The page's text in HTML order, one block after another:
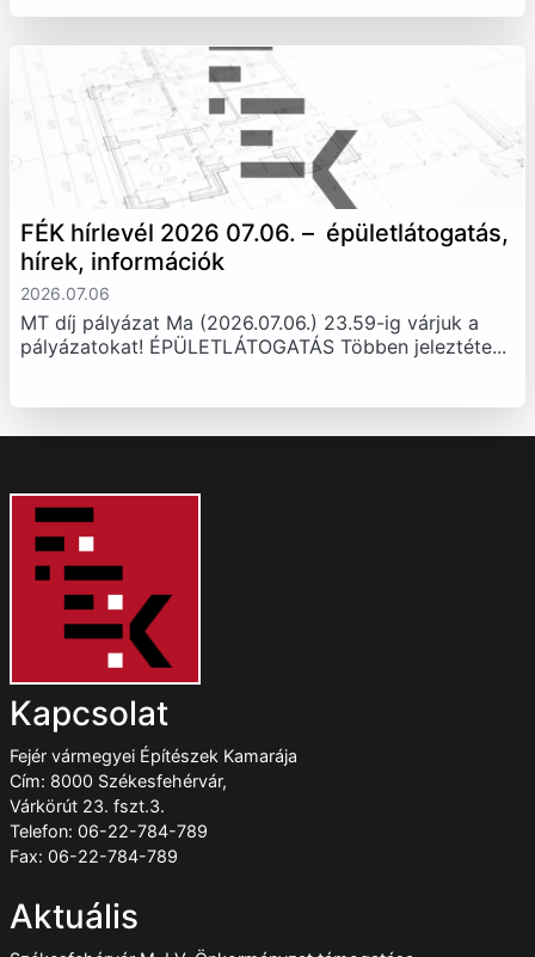
FÉK hírlevél 2026 07.06. – épületlátogatás,
hírek, információk
2026.07.06
MT díj pályázat Ma (2026.07.06.) 23.59-ig várjuk a
pályázatokat! ÉPÜLETLÁTOGATÁS Többen jeleztéte...
Kapcsolat
Fejér vármegyei Építészek Kamarája
Cím: 8000 Székesfehérvár,
Várkörút 23. fszt.3.
Telefon: 06-22-784-789
Fax: 06-22-784-789
Aktuális